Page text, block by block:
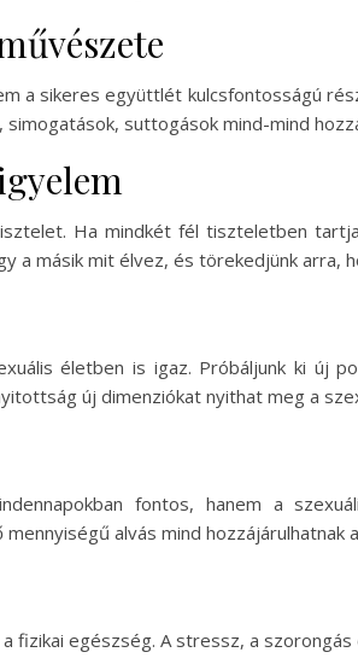
a sikeres együttlét kulcsfontosságú
simogatások, suttogások mind-mind
Ha mindkét fél tiszteletben
a másik mit élvez, és törekedjünk arra,
életben is igaz. Próbáljunk ki új
új dimenziókat nyithat meg a
fontos, hanem a
alvás mind
fizikai egészség. A stressz, a